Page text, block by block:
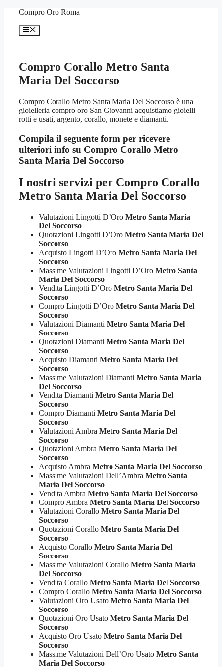
contenuto
Compro Oro Roma
Menu
Compro Corallo Metro Santa
Maria Del Soccorso
Compro Corallo Metro Santa Maria Del Soccorso è una
gioielleria compro oro San Giovanni acquistiamo gioielli
rotti e usati, argento, corallo, monete e diamanti.
Compila il seguente form per ricevere
ulteriori info su Compro Corallo Metro
Santa Maria Del Soccorso
I nostri servizi per Compro Corallo
Metro Santa Maria Del Soccorso
Valutazioni Lingotti D’Oro Metro Santa Maria
Del Soccorso
Quotazioni Lingotti D’Oro Metro Santa Maria Del
Soccorso
Acquisto Lingotti D’Oro Metro Santa Maria Del
Soccorso
Massime Valutazioni Lingotti D’Oro Metro Santa
Maria Del Soccorso
Vendita Lingotti D’Oro Metro Santa Maria Del
Soccorso
Compro Lingotti D’Oro Metro Santa Maria Del
Soccorso
Valutazioni Diamanti Metro Santa Maria Del
Soccorso
Quotazioni Diamanti Metro Santa Maria Del
Soccorso
Acquisto Diamanti Metro Santa Maria Del
Soccorso
Massime Valutazioni Diamanti Metro Santa Maria
Del Soccorso
Vendita Diamanti Metro Santa Maria Del
Soccorso
Compro Diamanti Metro Santa Maria Del
Soccorso
Valutazioni Ambra Metro Santa Maria Del
Soccorso
Quotazioni Ambra Metro Santa Maria Del
Soccorso
Acquisto Ambra Metro Santa Maria Del Soccorso
Massime Valutazioni Dell’Ambra Metro Santa
Maria Del Soccorso
Vendita Ambra Metro Santa Maria Del Soccorso
Compro Ambra Metro Santa Maria Del Soccorso
Valutazioni Corallo Metro Santa Maria Del
Soccorso
Quotazioni Corallo Metro Santa Maria Del
Soccorso
Acquisto Corallo Metro Santa Maria Del
Soccorso
Massime Valutazioni Corallo Metro Santa Maria
Del Soccorso
Vendita Corallo Metro Santa Maria Del Soccorso
Compro Corallo Metro Santa Maria Del Soccorso
Valutazioni Oro Usato Metro Santa Maria Del
Soccorso
Quotazioni Oro Usato Metro Santa Maria Del
Soccorso
Acquisto Oro Usato Metro Santa Maria Del
Soccorso
Massime Valutazioni Dell’Oro Usato Metro Santa
Maria Del Soccorso